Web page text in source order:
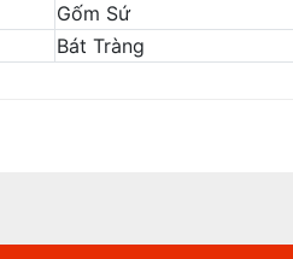
Gốm Sứ
Bát Tràng